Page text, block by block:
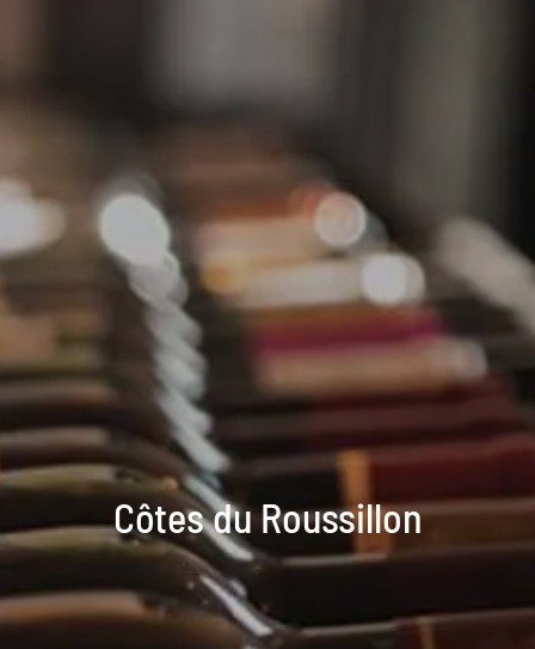
Côtes du Roussillon